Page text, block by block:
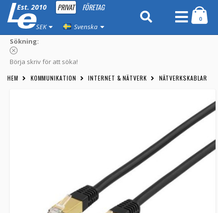
Est. 2010 PRIVAT FÖRETAG
SEK Svenska
0
Sökning:
Börja skriv för att söka!
HEM KOMMUNIKATION INTERNET & NÄTVERK NÄTVERKSKABLAR